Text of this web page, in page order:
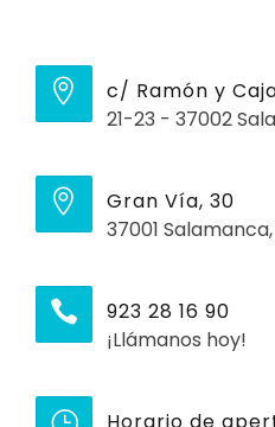
c/ Ramón y
21-23 - 37002
Gran Vía, 30
37001
923 28 16 90
¡Llámanos hoy!